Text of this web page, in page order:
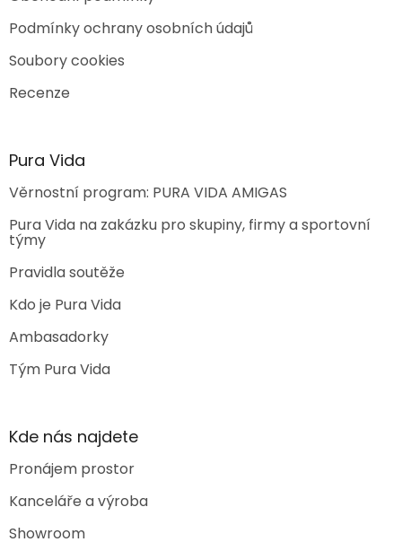
Podmínky ochrany osobních údajů
Soubory cookies
Recenze
Pura Vida
Věrnostní program: PURA VIDA AMIGAS
Pura Vida na zakázku pro skupiny, firmy a sportovní
týmy
Pravidla soutěže
Kdo je Pura Vida
Ambasadorky
Tým Pura Vida
Kde nás najdete
Pronájem prostor
Kanceláře a výroba
Showroom